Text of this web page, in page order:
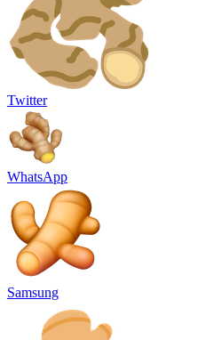
Twitter
WhatsApp
Samsung